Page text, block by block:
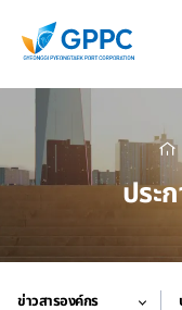
ประ
ข่าวสารองค์กร